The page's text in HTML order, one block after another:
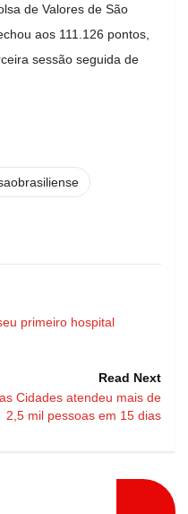
de Valores de São
aos 111.126 pontos,
sessão seguida de
primeiro hospital
Read Next
Cidades atendeu mais de
2,5 mil pessoas em 15 dias